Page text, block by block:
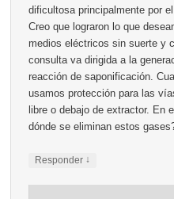
dificultosa principalmente por
Creo que lograron lo que
medios eléctricos sin suerte y
consulta va dirigida a la
reacción de saponificación.
usamos protección para las
libre o debajo de extractor. En
dónde se eliminan estos
Responder ↓